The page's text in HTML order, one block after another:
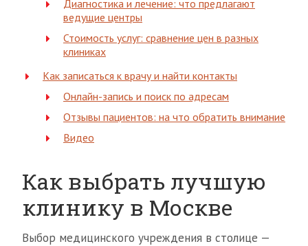
Диагностика и лечение: что предлагают
ведущие центры
Стоимость услуг: сравнение цен в разных
клиниках
Как записаться к врачу и найти контакты
Онлайн-запись и поиск по адресам
Отзывы пациентов: на что обратить внимание
Видео
Как выбрать лучшую
клинику в Москве
Выбор медицинского учреждения в столице —